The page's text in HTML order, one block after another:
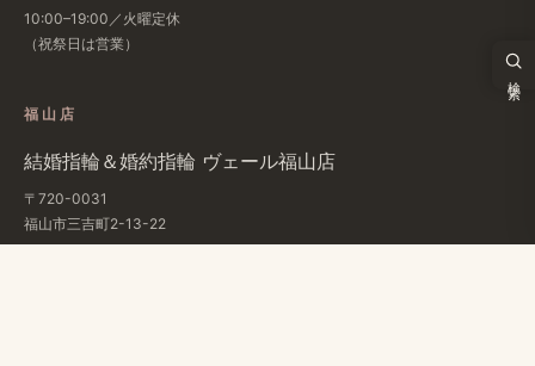
10:00–19:00／火曜定休
（祝祭日は​営業）
福山店
結婚​指輪＆婚約指輪 ヴェール福山店
〒720-0031
福山市三吉町2-13-22